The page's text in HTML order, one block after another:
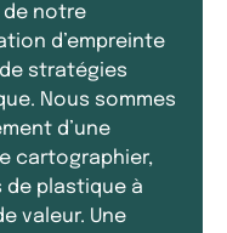
de notre
d’empreinte
stratégies
Nous sommes
d’une
cartographier,
de plastique à
valeur. Une